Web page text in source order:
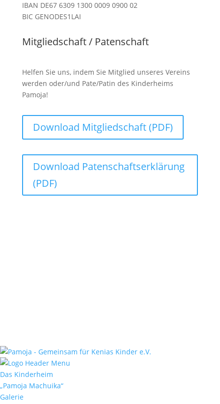
IBAN DE67 6309 1300 0009 0900 02
BIC GENODES1LAI
Mitgliedschaft / Patenschaft
Helfen Sie uns, indem Sie Mitglied unseres Vereins
werden oder/und Pate/Patin des Kinderheims
Pamoja!
Download Mitgliedschaft (PDF)
Download Patenschaftserklärung
(PDF)
Das Kinderheim
„Pamoja Machuika“
Galerie